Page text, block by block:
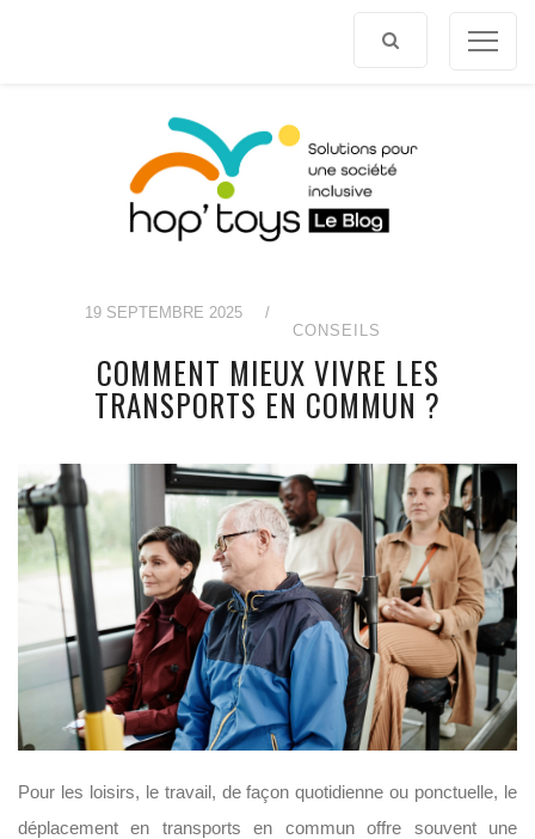
19 SEPTEMBRE 2025
/
CONSEILS
COMMENT MIEUX VIVRE LES
TRANSPORTS EN COMMUN ?
Pour les loisirs, le travail, de façon quotidienne ou ponctuelle, le
déplacement en transports en commun offre souvent une